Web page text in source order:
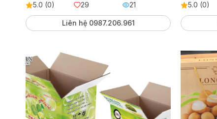
5.0 (0) 29 21
Liên hệ 0987.206.961
5.0 (0)